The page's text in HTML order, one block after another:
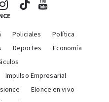
Policiales
Política
Deportes
Economía
Impulso Empresarial
Elonce en vivo